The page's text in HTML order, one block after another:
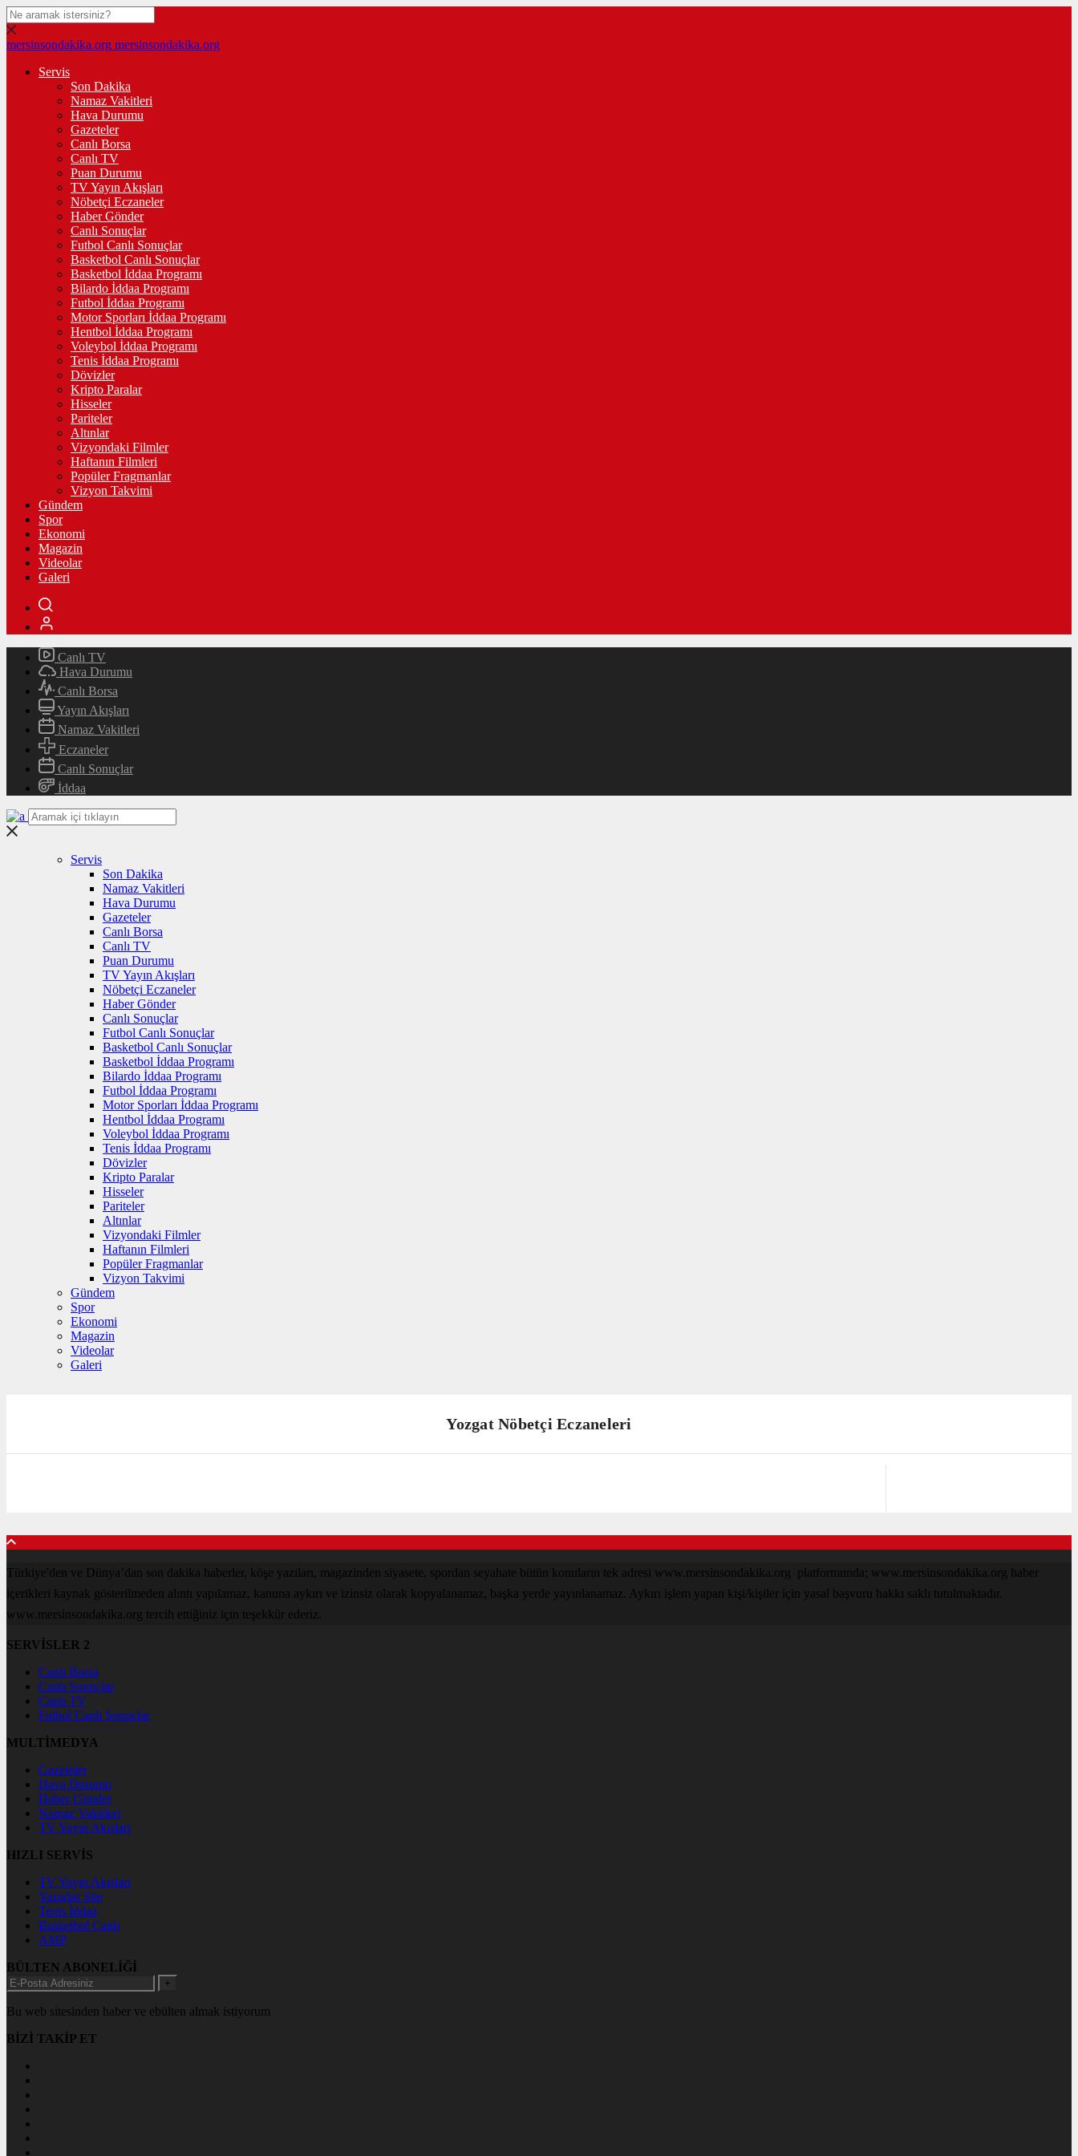
mersinsondakika.org mersinsondakika.org
Servis
Son Dakika
Namaz Vakitleri
Hava Durumu
Gazeteler
Canlı Borsa
Canlı TV
Puan Durumu
TV Yayın Akışları
Nöbetçi Eczaneler
Haber Gönder
Canlı Sonuçlar
Futbol Canlı Sonuçlar
Basketbol Canlı Sonuçlar
Basketbol İddaa Programı
Bilardo İddaa Programı
Futbol İddaa Programı
Motor Sporları İddaa Programı
Hentbol İddaa Programı
Voleybol İddaa Programı
Tenis İddaa Programı
Dövizler
Kripto Paralar
Hisseler
Pariteler
Altınlar
Vizyondaki Filmler
Haftanın Filmleri
Popüler Fragmanlar
Vizyon Takvimi
Gündem
Spor
Ekonomi
Magazin
Videolar
Galeri
Canlı TV
Hava Durumu
Canlı Borsa
Yayın Akışları
Namaz Vakitleri
Eczaneler
Canlı Sonuçlar
İddaa
Servis
Son Dakika
Namaz Vakitleri
Hava Durumu
Gazeteler
Canlı Borsa
Canlı TV
Puan Durumu
TV Yayın Akışları
Nöbetçi Eczaneler
Haber Gönder
Canlı Sonuçlar
Futbol Canlı Sonuçlar
Basketbol Canlı Sonuçlar
Basketbol İddaa Programı
Bilardo İddaa Programı
Futbol İddaa Programı
Motor Sporları İddaa Programı
Hentbol İddaa Programı
Voleybol İddaa Programı
Tenis İddaa Programı
Dövizler
Kripto Paralar
Hisseler
Pariteler
Altınlar
Vizyondaki Filmler
Haftanın Filmleri
Popüler Fragmanlar
Vizyon Takvimi
Gündem
Spor
Ekonomi
Magazin
Videolar
Galeri
Yozgat Nöbetçi Eczaneleri
Türkiye'den ve Dünya’dan son dakika haberler, köşe yazıları, magazinden siyasete, spordan seyahate bütün konuların tek adresi www.mersinsondakika.org platformunda; www.mersinsondakika.org haber
içerikleri kaynak gösterilmeden alıntı yapılamaz, kanuna aykırı ve izinsiz olarak kopyalanamaz, başka yerde yayınlanamaz. Aykırı işlem yapan kişi/kişiler için yasal başvuru hakkı saklı tutulmaktadır.
www.mersinsondakika.org tercih ettiğiniz için teşekkür ederiz.
SERVİSLER 2
Canlı Borsa
Canlı Sonuçlar
Canlı TV
Futbol Canlı Sonuçlar
MULTİMEDYA
Gazeteler
Hava Durumu
Haber Gönder
Namaz Vakitleri
TV Yayın Akışları
HIZLI SERVİS
TV Yayın Akışları
Yazarlar Site
Tenis İddaa
Basketbol Canlı
AMP
BÜLTEN ABONELİĞİ
+
Bu web sitesinden haber ve ebülten almak istiyorum
BİZİ TAKİP ET